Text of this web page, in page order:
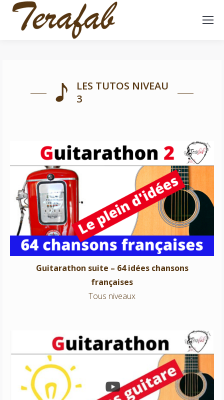
LES TUTOS NIVEAU
3
Guitarathon suite – 64 idées chansons françaises
Tous niveaux
Guitarathon suite – 64 idées chansons
françaises
Tous niveaux
Guitarathon – 100 idées chansons françaises
Tous niveaux